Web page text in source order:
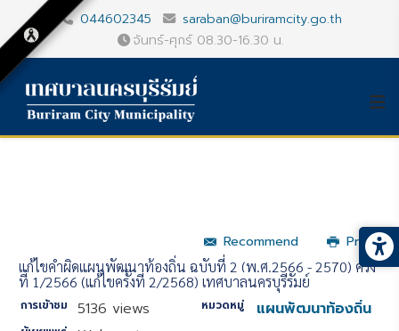
044602345
saraban@buriramcity.go.th
จันทร์-ศุกร์ 08.30-16.30 น.
Recommend
Print
แก้ไขคำผิดแผนพัฒนาท้องถิ่น ฉบับที่ 2 (พ.ศ.2566 - 2570) ครั้ง
ที่ 1/2566 (แก้ไขครั้งที่ 2/2568) เทศบาลนครบุรีรัมย์
การเข้าชม 5136 views หมวดหมู่ แผนพัฒนาท้องถิ่น